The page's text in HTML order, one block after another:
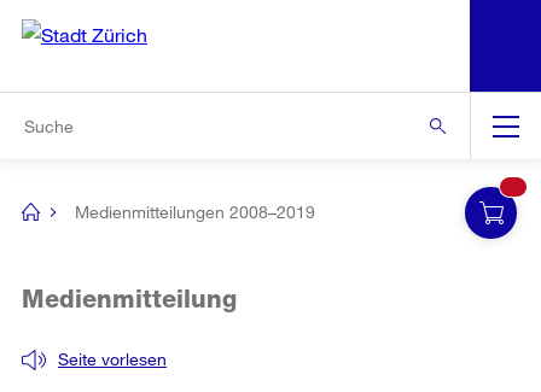
Navigation
[no
Medienmitteilungen 2008–2019
Seite vorlesen
Medienmitteilung